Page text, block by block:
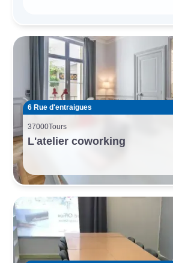
6 Rue d'entraigues
37000Tours
L'atelier coworking